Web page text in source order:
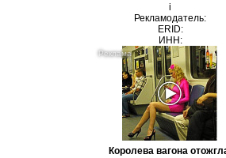
i
Рекламодатель:
ERID:
ИНН:
Королева вагона